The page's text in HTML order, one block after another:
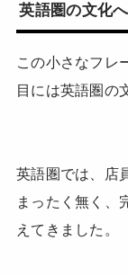
英語圏の文化
この小さなフレ
目には英語圏の
英語圏では、店
まったく無く、
えてきました。